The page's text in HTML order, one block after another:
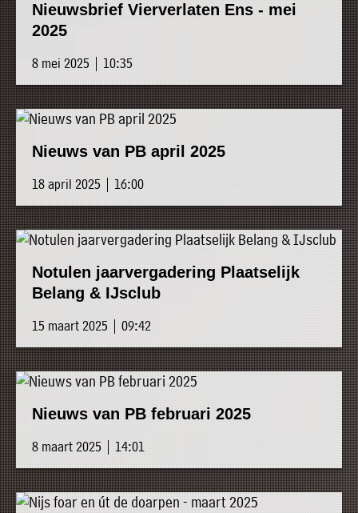
Nieuwsbrief Vierverlaten Ens - mei
2025
8 mei 2025 | 10:35
Nieuws van PB april 2025
18 april 2025 | 16:00
Notulen jaarvergadering Plaatselijk
Belang & IJsclub
15 maart 2025 | 09:42
Nieuws van PB februari 2025
8 maart 2025 | 14:01